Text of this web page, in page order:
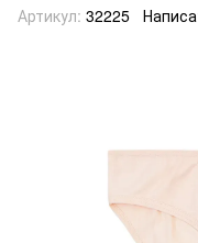
Артикул: 32225